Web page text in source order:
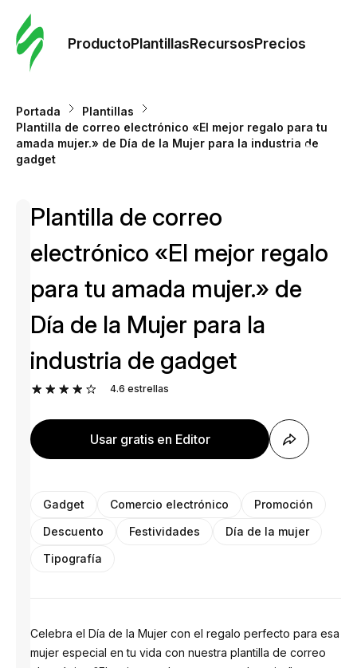
ProductoPlantillasRecursosPrecios
Portada
Plantillas
Plantilla de correo electrónico «El mejor regalo para tu
amada mujer.» de Día de la Mujer para la industria de
gadget
Plantilla de correo
electrónico «El mejor regalo
para tu amada mujer.» de
Día de la Mujer para la
industria de gadget
4.6 estrellas
Usar gratis en Editor
Gadget Comercio electrónico
Promoción
Descuento
Festividades
Día de la mujer
Tipografía
Celebra el Día de la Mujer con el regalo perfecto para esa
mujer especial en tu vida con nuestra plantilla de correo